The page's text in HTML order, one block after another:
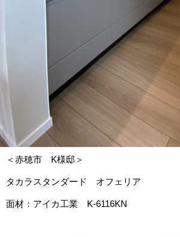
＜赤穂市 K様邸＞
タカラスタンダード オフェリア
面材：アイカ工業 K-6116KN